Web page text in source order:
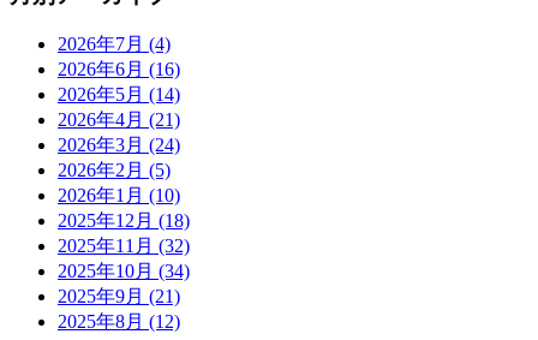
2026年7月 (4)
2026年6月 (16)
2026年5月 (14)
2026年4月 (21)
2026年3月 (24)
2026年2月 (5)
2026年1月 (10)
2025年12月 (18)
2025年11月 (32)
2025年10月 (34)
2025年9月 (21)
2025年8月 (12)